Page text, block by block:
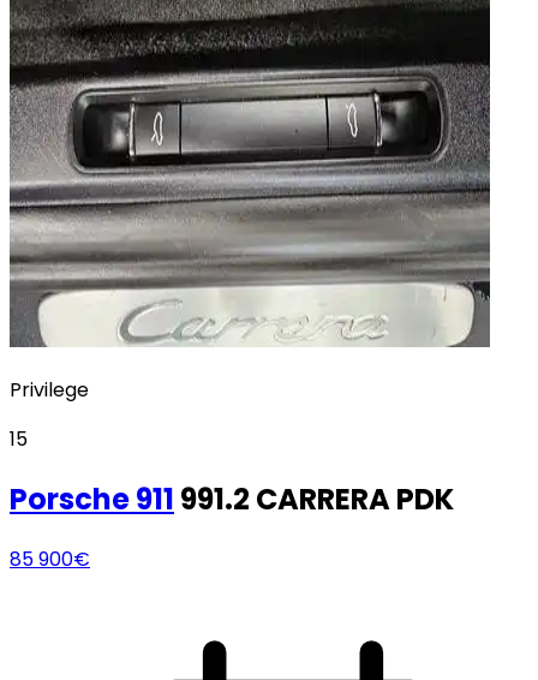
Privilege
15
Porsche911 991.2 CARRERA PDK
85 900€